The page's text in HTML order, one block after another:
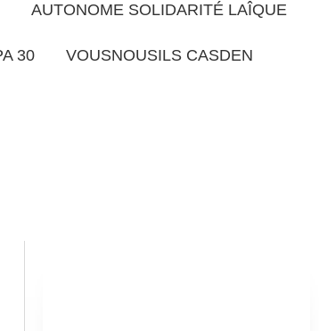
AUTONOME SOLIDARITÉ LAÎQUE
30 VOUSNOUSILS CASDEN